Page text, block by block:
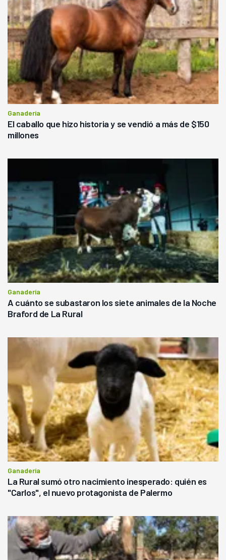
Ganadería
El caballo que hizo historia y se vendió a más de $150
millones
Ganadería
A cuánto se subastaron los siete animales de la Noche
Braford de La Rural
Ganadería
La Rural sumó otro nacimiento inesperado: quién es
"Carlos", el nuevo protagonista de Palermo